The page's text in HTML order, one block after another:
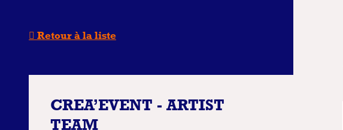
Retour à la liste
CREA’EVENT - ARTIST